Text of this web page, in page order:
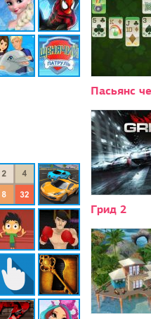
Пасьянс
Грид 2